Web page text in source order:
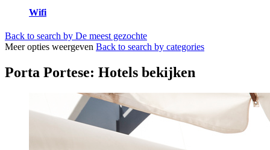
Wifi
Back to search by De meest gezochte
Meer opties weergeven Back to search by categories
Porta Portese: Hotels bekijken